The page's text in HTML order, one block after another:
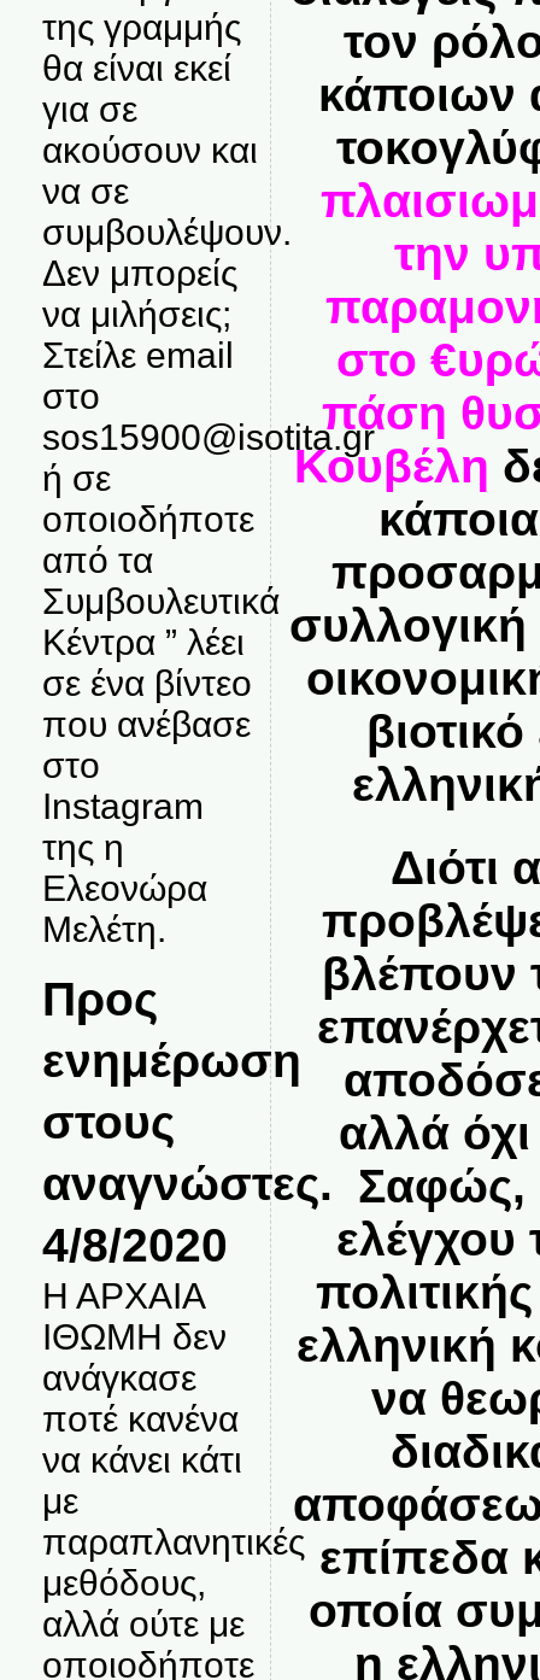
της γραμμής
θα είναι εκεί
για σε
ακούσουν και
να σε
συμβουλέψουν.
Δεν μπορείς
να μιλήσεις;
Στείλε email
στο
sos15900@isotita.gr
ή σε
οποιοδήποτε
από τα
Συμβουλευτικά
Κέντρα ” λέει
σε ένα βίντεο
που ανέβασε
στο
Instagram
της η
Ελεονώρα
Μελέτη.
Προς
ενημέρωση
στους
αναγνώστες.
4/8/2020
Η ΑΡΧΑΙΑ
ΙΘΩΜΗ δεν
ανάγκασε
ποτέ κανένα
να κάνει κάτι
με
παραπλανητικές
μεθόδους,
αλλά ούτε με
οποιοδήποτε
τον
κάποιων
την
στο
πάση
Κουβέλη
συλλογική
Διότι
βλέπουν
αλλά
Σαφώς,
ελέγχου
ελληνική
να
επίπεδα
οποία
η